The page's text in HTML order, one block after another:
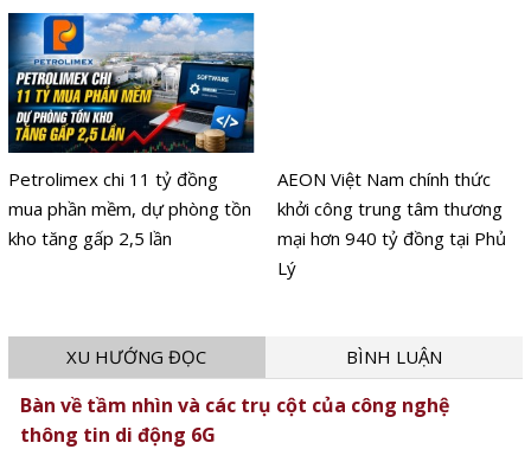
Petrolimex chi 11 tỷ đồng
mua phần mềm, dự phòng tồn
kho tăng gấp 2,5 lần
AEON Việt Nam chính thức
khởi công trung tâm thương
mại hơn 940 tỷ đồng tại Phủ
Lý
XU HƯỚNG ĐỌC BÌNH LUẬN
Bàn về tầm nhìn và các trụ cột của công nghệ
thông tin di động 6G